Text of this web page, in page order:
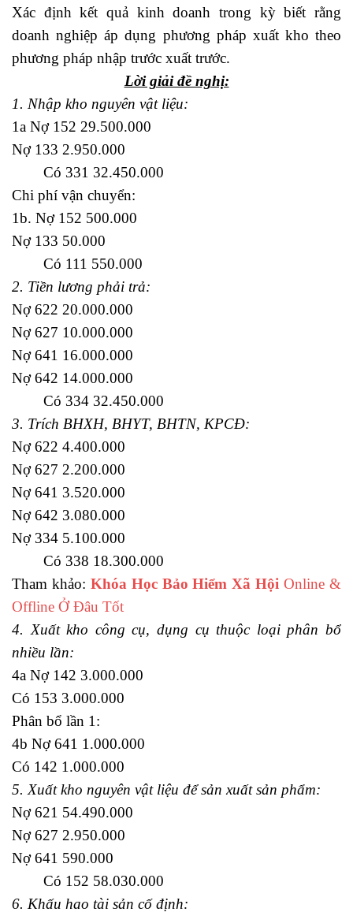
Xác định kết quả kinh doanh trong kỳ biết rằng
doanh nghiệp áp dụng phương pháp xuất kho theo
phương pháp nhập trước xuất trước.
Lời giải đề nghị:
1. Nhập kho nguyên vật liệu:
1a Nợ 152 29.500.000
Nợ 133 2.950.000
Có 331 32.450.000
Chi phí vận chuyển:
1b. Nợ 152 500.000
Nợ 133 50.000
Có 111 550.000
2. Tiền lương phải trả:
Nợ 622 20.000.000
Nợ 627 10.000.000
Nợ 641 16.000.000
Nợ 642 14.000.000
Có 334 32.450.000
3. Trích BHXH, BHYT, BHTN, KPCĐ:
Nợ 622 4.400.000
Nợ 627 2.200.000
Nợ 641 3.520.000
Nợ 642 3.080.000
Nợ 334 5.100.000
Có 338 18.300.000
Tham khảo: Khóa Học Bảo Hiểm Xã Hội Online &
Offline Ở Đâu Tốt
4. Xuất kho công cụ, dụng cụ thuộc loại phân bổ
nhiều lần:
4a Nợ 142 3.000.000
Có 153 3.000.000
Phân bổ lần 1:
4b Nợ 641 1.000.000
Có 142 1.000.000
5. Xuất kho nguyên vật liệu để sản xuất sản phẩm:
Nợ 621 54.490.000
Nợ 627 2.950.000
Nợ 641 590.000
Có 152 58.030.000
6. Khấu hao tài sản cố định: